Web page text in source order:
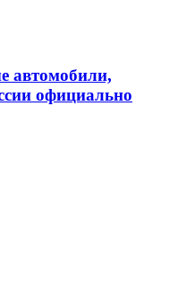
автомобили,
официально